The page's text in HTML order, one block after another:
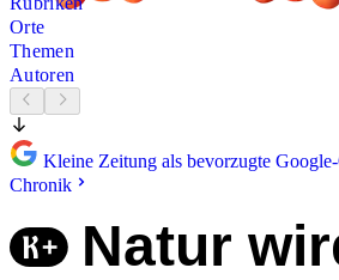
Orte
Themen
Autoren
Kleine Zeitung als bevorzugte
Chronik
Natur